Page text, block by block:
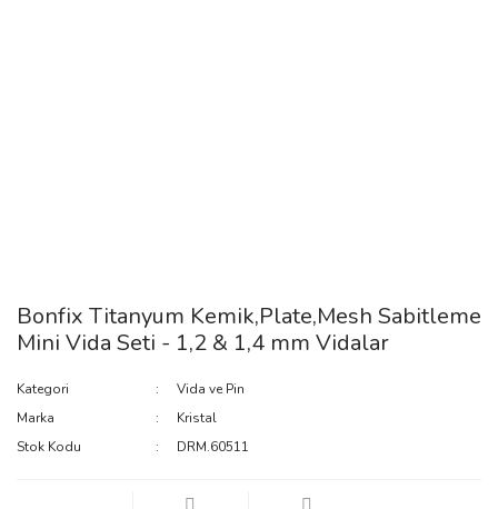
Bonfix Titanyum Kemik,Plate,Mesh Sabitleme
Mini Vida Seti - 1,2 & 1,4 mm Vidalar
Kategori
Vida ve Pin
Marka
Kristal
Stok Kodu
DRM.60511